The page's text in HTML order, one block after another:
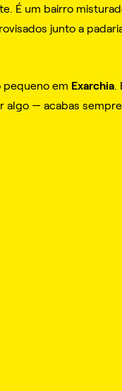
É um bairro
junto a
pequeno em Exarchia.
algo — acabas